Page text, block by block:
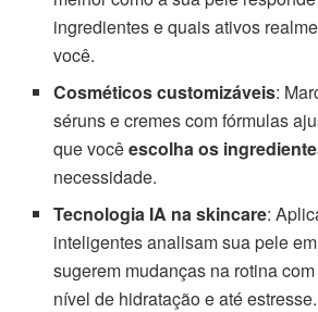
ingredientes e quais ativos
você.
Cosméticos customizáveis:
séruns e cremes com fórmulas
que vocêescolha os
necessidade.
Tecnologia IA na skincare:
inteligentes analisam sua pele
sugerem mudanças na rotina
nível de hidratação e até estresse.